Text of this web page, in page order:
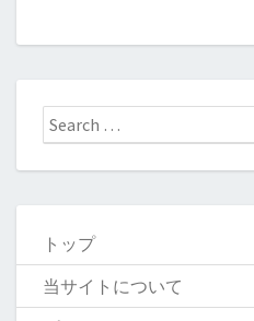
トップ
当サイトについて